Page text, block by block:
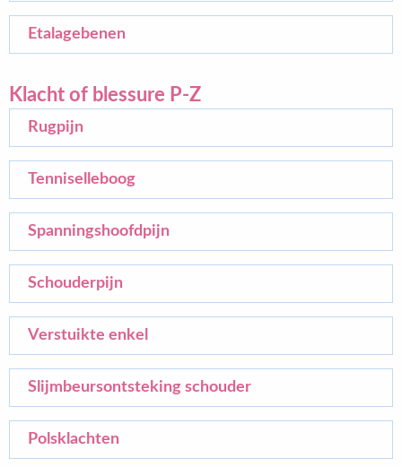
Etalagebenen
Klacht of blessure P-Z
Rugpijn
Tenniselleboog
Spanningshoofdpijn
Schouderpijn
Verstuikte enkel
Slijmbeursontsteking schouder
Polsklachten